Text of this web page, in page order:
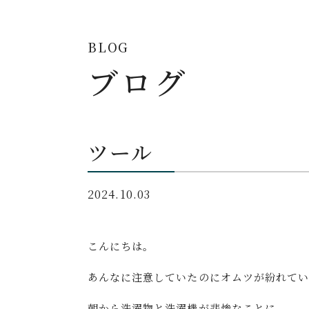
BLOG
ブログ
ツール
2024.10.03
こんにちは。
あんなに注意していたのにオムツが紛れて